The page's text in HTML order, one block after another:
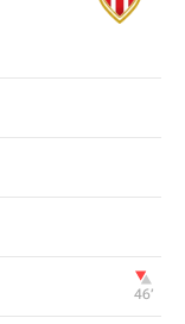
46‎’‎